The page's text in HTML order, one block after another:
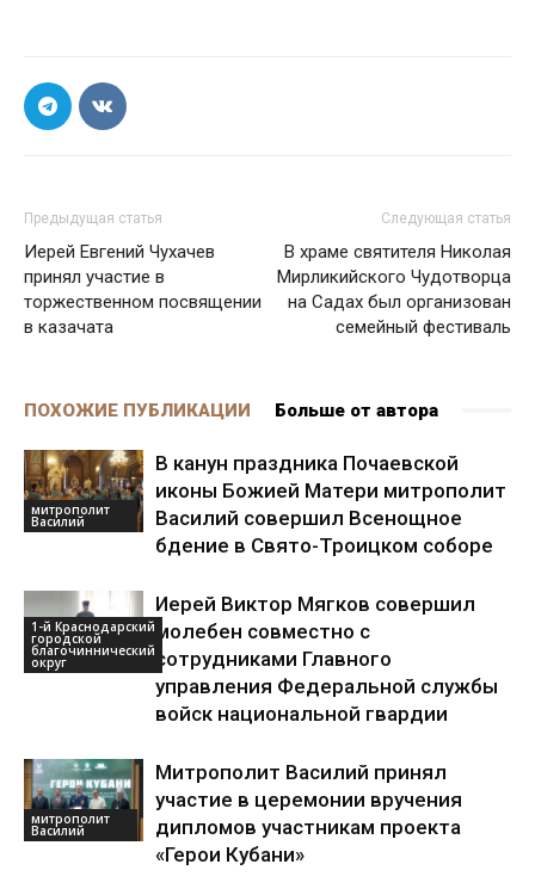
Предыдущая статья
Иерей Евгений Чухачев
принял участие в
торжественном посвящении
в казачата
Следующая статья
В храме святителя Николая
Мирликийского Чудотворца
на Садах был организован
семейный фестиваль
ПОХОЖИЕ ПУБЛИКАЦИИ Больше от автора
митрополит
Василий
В канун праздника Почаевской
иконы Божией Матери митрополит
Василий совершил Всенощное
бдение в Свято-Троицком соборе
1-й Краснодарский
городской
благочиннический
округ
Иерей Виктор Мягков совершил
молебен совместно с
сотрудниками Главного
управления Федеральной службы
войск национальной гвардии
митрополит
Василий
Митрополит Василий принял
участие в церемонии вручения
дипломов участникам проекта
«Герои Кубани»